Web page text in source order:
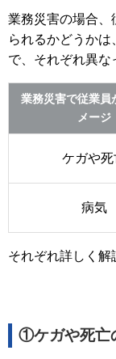
業務災害の場合、
られるかどうか
で、それぞれ異な
業務災害で従業員
メージ
ケガや死
病気
それぞれ詳しく解
①ケガや死亡